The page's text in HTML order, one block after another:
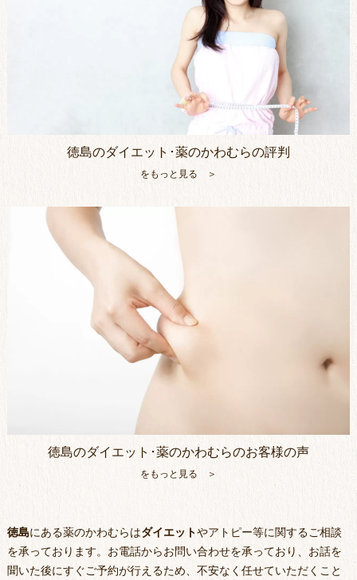
徳島のダイエット･薬のかわむらの評判
をもっと見る ＞
徳島のダイエット･薬のかわむらのお客様の声
をもっと見る ＞
徳島にある薬のかわむらはダイエットやアトピー等に関するご相談
を承っております。お電話からお問い合わせを承っており、お話を
聞いた後にすぐご予約が行えるため、不安なく任せていただくこと